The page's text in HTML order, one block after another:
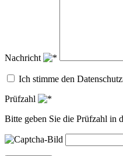
Nachricht
Ich stimme den
Prüfzahl
Bitte geben Sie die Prüfzahl in